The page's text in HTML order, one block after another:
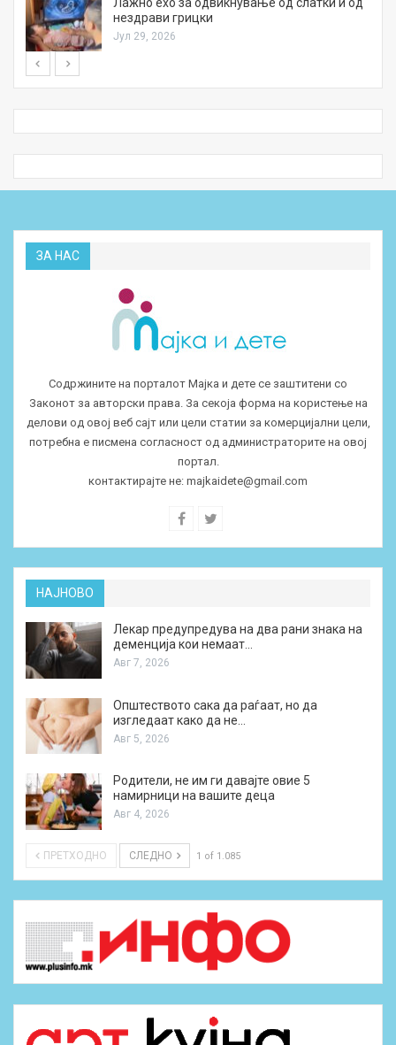
нездрави грицки
Јул 29, 2026
ЗА НАС
Содржините на порталот Мајка и дете се заштитени со
Законот за авторски права. За секоја форма на користење на
делови од овој веб сајт или цели статии за комерцијални цели,
потребна е писмена согласност од администраторите на овој
портал.
контактирајте не: majkaidete@gmail.com
НАЈНОВО
Лекар предупредува на два рани знака на
деменција кои немаат…
Авг 7, 2026
Општеството сака да раѓаат, но да
изгледаат како да не…
Авг 5, 2026
Родители, не им ги давајте овие 5
намирници на вашите деца
Авг 4, 2026
ПРЕТХОДНО СЛЕДНО 1 of 1.085